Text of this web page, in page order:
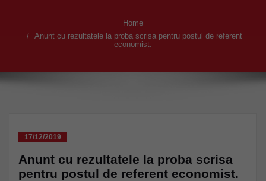
Home
Anunt cu rezultatele la proba scrisa pentru postul de referent
economist.
17/12/2019
Anunt cu rezultatele la proba scrisa
pentru postul de referent economist.